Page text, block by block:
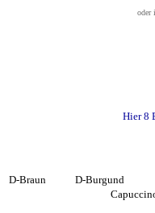
oder
Hier 8
D-Braun D-Burgund